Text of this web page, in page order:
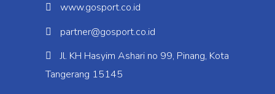
www.gosport.co.id
partner@gosport.co.id
Jl. KH Hasyim Ashari no 99, Pinang, Kota
Tangerang 15145